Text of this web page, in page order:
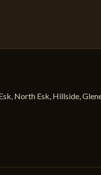
North Esk, Hillside,